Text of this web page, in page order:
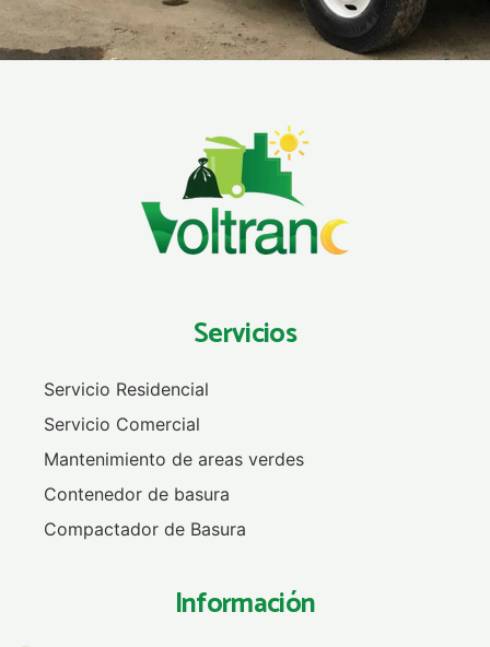
Servicios
Servicio Residencial
Servicio Comercial
Mantenimiento de areas verdes
Contenedor de basura
Compactador de Basura
Información